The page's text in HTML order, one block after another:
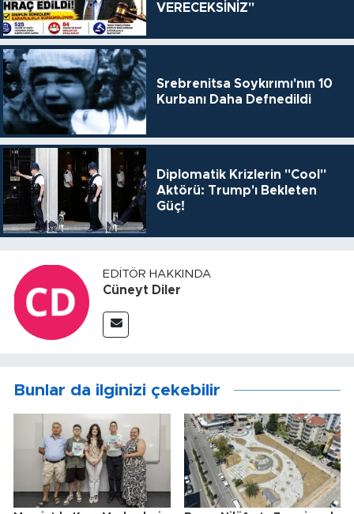
VERECEKSİNİZ"
Srebrenitsa Soykırımı'nın 10
Kurbanı Daha Defnedildi
Diplomatik Krizlerin "Cool"
Aktörü: Trump'ı Bekleten
Güç!
EDITÖR HAKKINDA
Cüneyt Diler
Bunlar da ilginizi çekebilir